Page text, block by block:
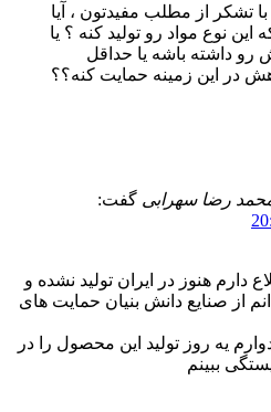
تشکر از مطلب مفیدتون ، آیا
نوع مواد رو تولید کنه ؟ یا
داشته باشه یا حداقل
در این زمینه حمایت کنه؟؟
رضا سهرابی گفت:
دارم هنوز در ایران تولید نشده و
از صنایع دانش بنیان حمایت های
یه روز تولید این محصول را در
ببینم